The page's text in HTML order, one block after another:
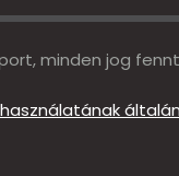
minden jog
használatának